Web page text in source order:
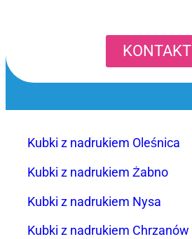
KONTAKT
Kubki z nadrukiem Oleśnica
Kubki z nadrukiem Żabno
Kubki z nadrukiem Nysa
Kubki z nadrukiem Chrzanów